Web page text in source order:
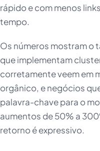
rápido e com menos
tempo.
Os números mostram o
que implementam
corretamente veem em
orgânico, e negócios
palavra-chave para o
aumentos de 50% a
retorno é expressivo.